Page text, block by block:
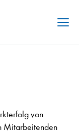
Menu
von
Mitarbeitenden